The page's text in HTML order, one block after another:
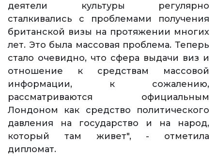
деятели культуры регулярно
сталкивались с проблемами получения
британской визы на протяжении многих
лет. Это была массовая проблема. Теперь
стало очевидно, что сфера выдачи виз и
отношение к средствам массовой
информации, к сожалению,
рассматриваются официальным
Лондоном как средство политического
давления на государство и на народ,
который там живет", - отметила
дипломат.